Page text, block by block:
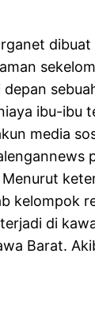
dibuat
ibu-ibu
media
kelompok
di
Barat.